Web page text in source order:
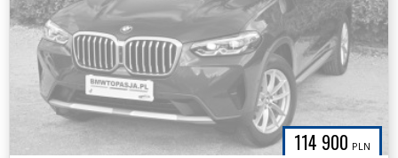
114 900 PLN